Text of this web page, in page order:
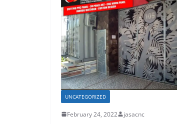
UNCATEGORIZED
February 24, 2022 jasacnc